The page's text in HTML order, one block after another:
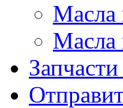
Масла
Масла